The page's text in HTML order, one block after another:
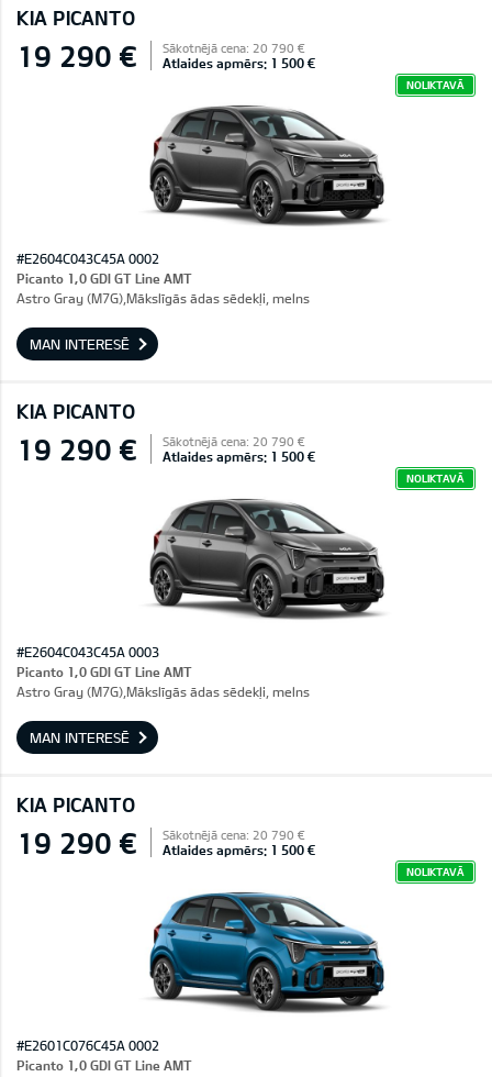
KIA PICANTO
19 290 € Sākotnējā cena: 20 790 €
Atlaides apmērs: 1 500 €
NOLIKTAVĀ
#E2604C043C45A 0002
Picanto 1,0 GDI GT Line AMT
Astro Gray (M7G),Mākslīgās ādas sēdekļi, melns
MAN INTERESĒ
KIA PICANTO
19 290 € Sākotnējā cena: 20 790 €
Atlaides apmērs: 1 500 €
NOLIKTAVĀ
#E2604C043C45A 0003
Picanto 1,0 GDI GT Line AMT
Astro Gray (M7G),Mākslīgās ādas sēdekļi, melns
MAN INTERESĒ
KIA PICANTO
19 290 € Sākotnējā cena: 20 790 €
Atlaides apmērs: 1 500 €
NOLIKTAVĀ
#E2601C076C45A 0002
Picanto 1,0 GDI GT Line AMT